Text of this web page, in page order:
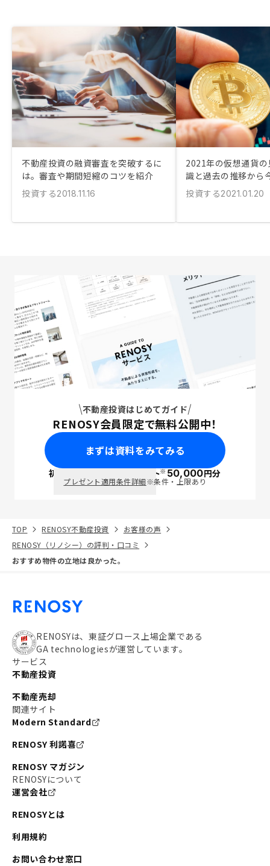
不動産投資の融資審査を突破するに
は。審査や期間短縮のコツを紹介
投資する2018.11.16
2021年の仮想通貨
識と過去の推移から
投資する2021.01.20
不動産投資はじめてガイド
RENOSY会員限定で無料公開中！
まずは資料をみてみる
初回面談で ポイント※50,000円分
プレゼント適用条件詳細※条件・上限あり
TOP RENOSY不動産投資
お客様の声
RENOSY（リノシー）の評判・口コミ
おすすめ物件の立地は良かった。
RENOSYは、東証グロース上場企業である
GA technologiesが運営しています。
サービス
不動産投資
不動産売却
関連サイト
Modern Standard
RENOSY 利諾喜
RENOSY マガジン
RENOSYについて
運営会社
RENOSYとは
利用規約
お問い合わせ窓口